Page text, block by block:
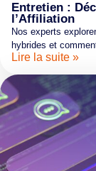
Entretien :
l’Affiliation
Nos experts
hybrides et
Lire la suite »